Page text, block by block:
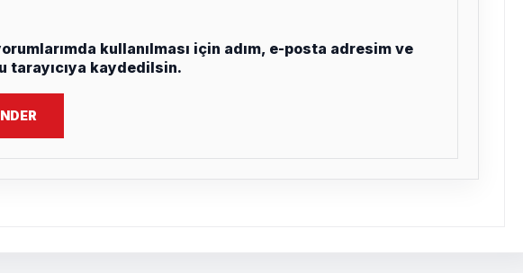
kullanılması için adım, e-posta adresim ve
tarayıcıya kaydedilsin.